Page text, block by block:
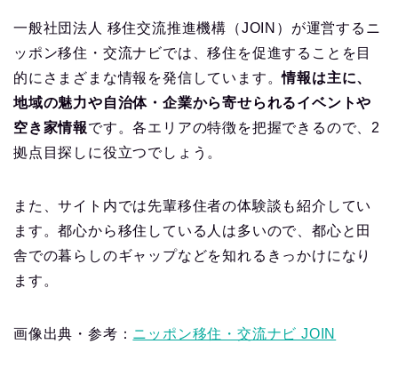
一般社団法人 移住交流推進機構（JOIN）が運営するニ
ッポン移住・交流ナビでは、移住を促進することを目
的にさまざまな情報を発信しています。情報は主に、
地域の魅力や自治体・企業から寄せられるイベントや
空き家情報です。各エリアの特徴を把握できるので、2
拠点目探しに役立つでしょう。
また、サイト内では先輩移住者の体験談も紹介してい
ます。都心から移住している人は多いので、都心と田
舎での暮らしのギャップなどを知れるきっかけになり
ます。
画像出典・参考： ニッポン移住・交流ナビ JOIN